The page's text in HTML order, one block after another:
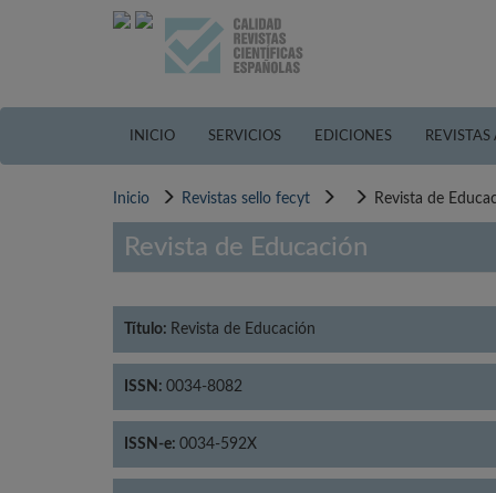
INICIO SERVICIOS EDICIONES
Inicio Revistas sello fecyt Revista de
Revista de Educación
Título: Revista de Educación
ISSN: 0034-8082
ISSN-e: 0034-592X